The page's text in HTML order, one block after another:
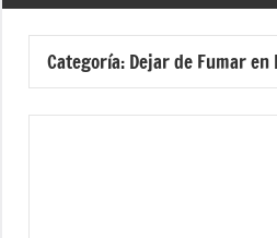
Categoría: Dejar de Fumar